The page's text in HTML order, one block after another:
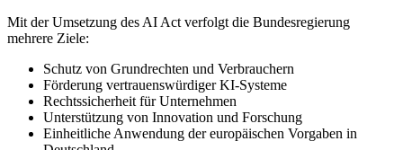
Mit der Umsetzung des AI Act verfolgt die Bundesregierung
mehrere Ziele:
Schutz von Grundrechten und Verbrauchern
Förderung vertrauenswürdiger KI-Systeme
Rechtssicherheit für Unternehmen
Unterstützung von Innovation und Forschung
Einheitliche Anwendung der europäischen Vorgaben in